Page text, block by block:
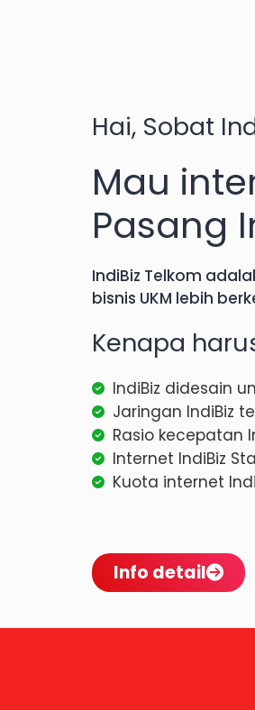
Hai, Sobat
Mau
Pasang
IndiBiz Telkom
bisnis UKM lebih
Kenapa
IndiBiz didesain
Jaringan IndiBiz
Rasio kecepatan
Internet IndiBiz
Kuota internet
Info detail